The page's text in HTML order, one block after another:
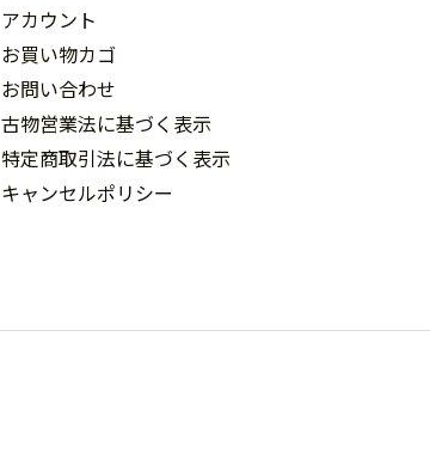
アカウント
お買い物カゴ
お問い合わせ
古物営業法に基づく表示
特定商取引法に基づく表示
キャンセルポリシー